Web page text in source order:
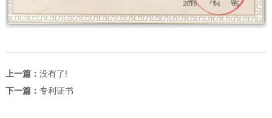
上一篇： 没有了!
下一篇： 专利证书